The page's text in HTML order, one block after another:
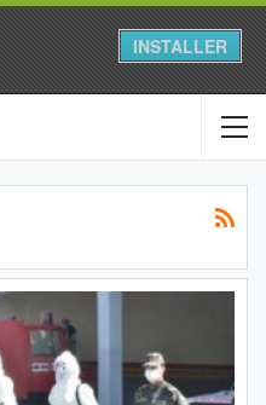
INSTALLER